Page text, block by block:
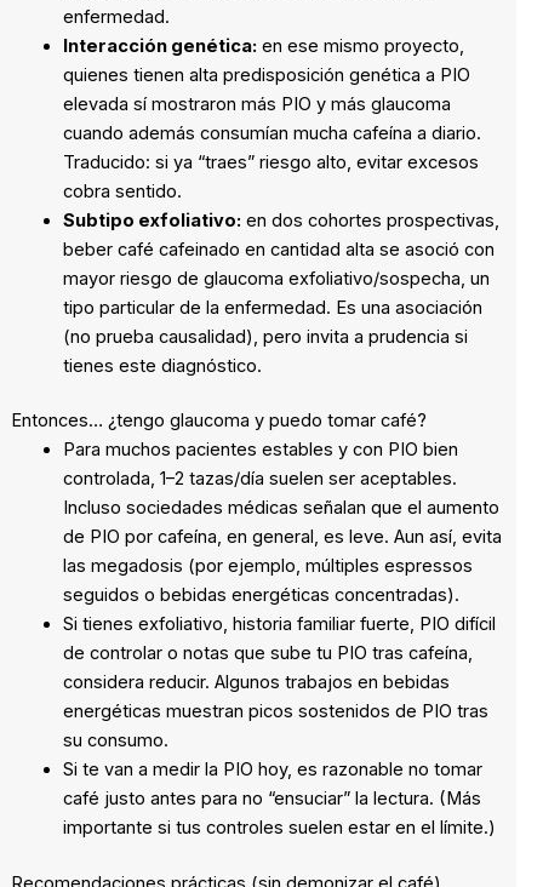
enfermedad.
Interacción genética: en ese mismo proyecto,
quienes tienen alta predisposición genética a PIO
elevada sí mostraron más PIO y más glaucoma
cuando además consumían mucha cafeína a diario.
Traducido: si ya “traes” riesgo alto, evitar excesos
cobra sentido.
Subtipo exfoliativo: en dos cohortes prospectivas,
beber café cafeinado en cantidad alta se asoció con
mayor riesgo de glaucoma exfoliativo/sospecha, un
tipo particular de la enfermedad. Es una asociación
(no prueba causalidad), pero invita a prudencia si
tienes este diagnóstico.
Entonces… ¿tengo glaucoma y puedo tomar café?
Para muchos pacientes estables y con PIO bien
controlada, 1–2 tazas/día suelen ser aceptables.
Incluso sociedades médicas señalan que el aumento
de PIO por cafeína, en general, es leve. Aun así, evita
las megadosis (por ejemplo, múltiples espressos
seguidos o bebidas energéticas concentradas).
Si tienes exfoliativo, historia familiar fuerte, PIO difícil
de controlar o notas que sube tu PIO tras cafeína,
considera reducir. Algunos trabajos en bebidas
energéticas muestran picos sostenidos de PIO tras
su consumo.
Si te van a medir la PIO hoy, es razonable no tomar
café justo antes para no “ensuciar” la lectura. (Más
importante si tus controles suelen estar en el límite.)